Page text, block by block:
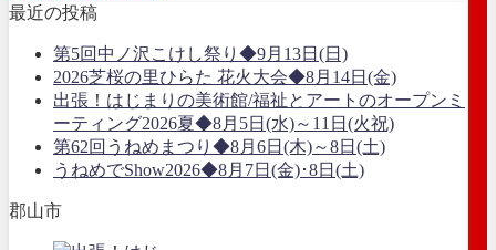
最近の投稿
第5回中ノ沢こけし祭り◆9月13日(日)
2026芝桜の里ひらた 花火大会◆8月14日(金)
出張！はじまりの美術館/福祉とアートのオープンミ
ーティング2026夏◆8月5日(水)～11日(火祝)
第62回うねめまつり◆8月6日(木)～8日(土)
うねめでShow2026◆8月7日(金)･8日(土)
郡山市